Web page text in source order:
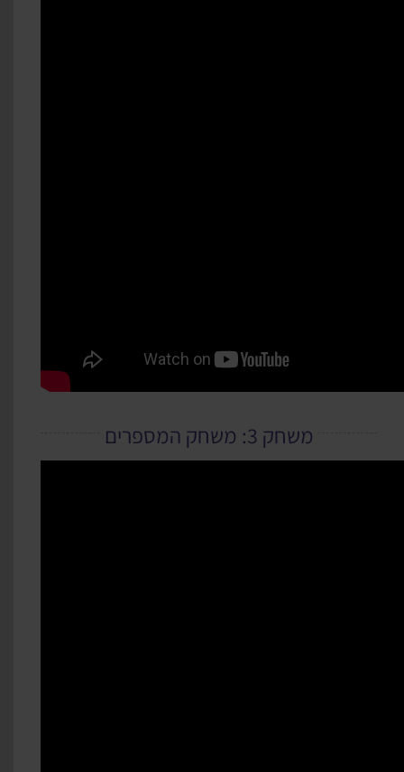
משחק 3: משחק המספרים